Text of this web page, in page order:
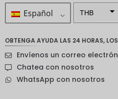
Español THB
sueca
neozelan
OBTENGA AYUDA LAS 24 HORAS,
Envíenos un correo
Chatea con nosotros
WhatsApp con nosotros